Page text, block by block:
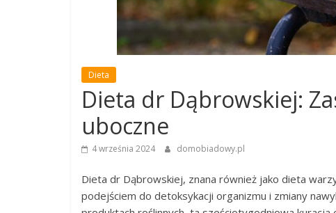
Dieta
Dieta dr Dąbrowskiej:
uboczne
4 września 2024 domobiadowy.pl
Dieta dr Dąbrowskiej, znana również jako dieta
podejściem do detoksykacji organizmu i zmiany